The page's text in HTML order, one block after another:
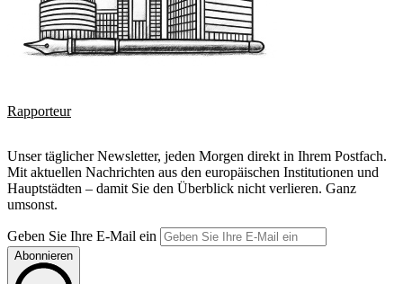
Rapporteur
Unser täglicher Newsletter, jeden Morgen direkt in Ihrem Postfach.
Mit aktuellen Nachrichten aus den europäischen Institutionen und
Hauptstädten – damit Sie den Überblick nicht verlieren. Ganz
umsonst.
Geben Sie Ihre E-Mail ein
Abonnieren